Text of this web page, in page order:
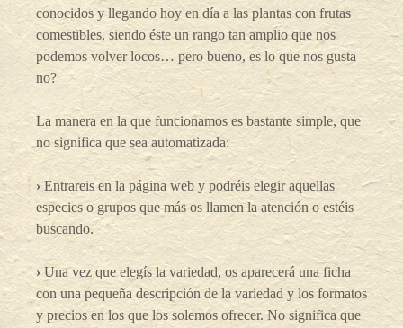
conocidos y llegando hoy en día a las plantas con frutas
comestibles, siendo éste un rango tan amplio que nos
podemos volver locos… pero bueno, es lo que nos gusta
no?
La manera en la que funcionamos es bastante simple, que
no significa que sea automatizada:
›Entrareis en la página web y podréis elegir aquellas
especies o grupos que más os llamen la atención o estéis
buscando.
› Una vez que elegís la variedad, os aparecerá una ficha
con una pequeña descripción de la variedad y los formatos
y precios en los que los solemos ofrecer. No significa que